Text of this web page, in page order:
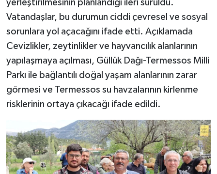
yerleştirilmesinin planlandığı ileri sürüldü.
Vatandaşlar, bu durumun ciddi çevresel ve sosyal
sorunlara yol açacağını ifade etti. Açıklamada
Cevizlikler, zeytinlikler ve hayvancılık alanlarının
yapılaşmaya açılması, Güllük Dağı-Termessos Milli
Parkı ile bağlantılı doğal yaşam alanlarının zarar
görmesi ve Termessos su havzalarının kirlenme
risklerinin ortaya çıkacağı ifade edildi.